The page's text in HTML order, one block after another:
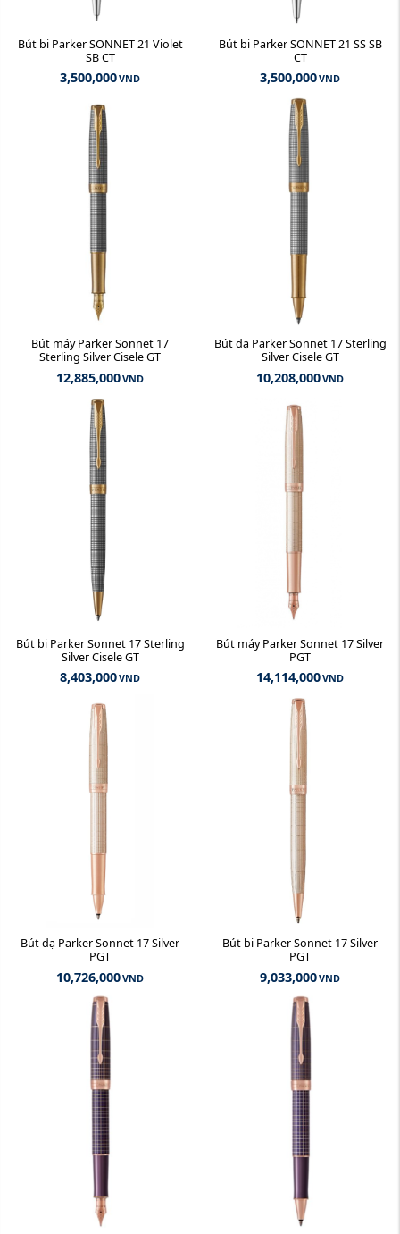
Bút bi Parker SONNET 21 Violet
SB CT
3,500,000VND
Bút bi Parker SONNET 21 SS SB
CT
3,500,000VND
Bút máy Parker Sonnet 17
Sterling Silver Cisele GT
12,885,000VND
Bút dạ Parker Sonnet 17 Sterling
Silver Cisele GT
10,208,000VND
Bút bi Parker Sonnet 17 Sterling
Silver Cisele GT
8,403,000VND
Bút máy Parker Sonnet 17 Silver
PGT
14,114,000VND
Bút dạ Parker Sonnet 17 Silver
PGT
10,726,000VND
Bút bi Parker Sonnet 17 Silver
PGT
9,033,000VND